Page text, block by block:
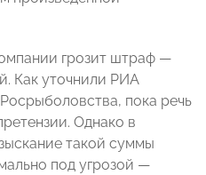
грозит штраф —
Как уточнили РИА
пока речь
Однако в
такой суммы
под угрозой —